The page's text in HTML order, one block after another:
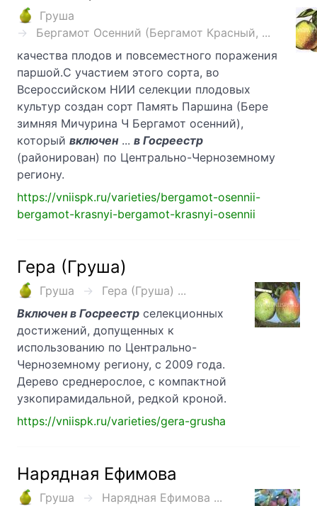
Груша
Бергамот Осенний (Бергамот Красный, ...
качества плодов и повсеместного поражения
паршой.С участием этого сорта, во
Всероссийском НИИ селекции плодовых
культур создан сорт Память Паршина (Бере
зимняя Мичурина Ч Бергамот осенний),
который включен... в Госреестр
(районирован) по Центрально-Черноземному
региону.
https://vniispk.ru/varieties/bergamot-osennii-
bergamot-krasnyi-bergamot-krasnyi-osennii
Гера (Груша)
Груша
Гера (Груша) ...
Включен в Госреестр селекционных
достижений, допущенных к
использованию по Центрально-
Черноземному региону, с 2009 года.
Дерево среднерослое, с компактной
узкопирамидальной, редкой кроной.
https://vniispk.ru/varieties/gera-grusha
Нарядная Ефимова
Груша
Нарядная Ефимова ...